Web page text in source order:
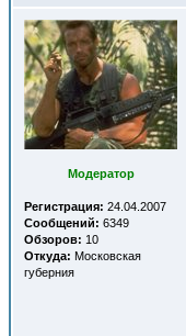
Модератор
Регистрация: 24.04.2007
Сообщений: 6349
Обзоров: 10
Откуда: Московская
губерния